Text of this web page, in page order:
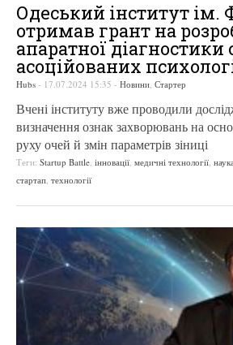
Одеський інститут ім.
отримав грант на
апаратної діагностики
асоційованих
Hubs - 17.07.2024 15:35 - Новини, Стартер
Вчені інституту вже проводили
визначення ознак захворювань на
руху очей й змін параметрів зіниці
Теги: Startup Battle, інновації, медичні технології,
стартап, технології